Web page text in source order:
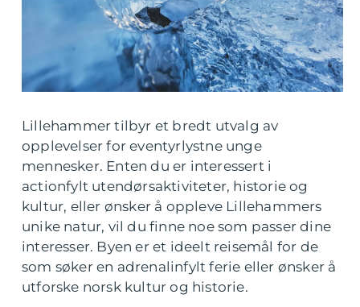
Lillehammer tilbyr et bredt utvalg av
opplevelser for eventyrlystne unge
mennesker. Enten du er interessert i
actionfylt utendørsaktiviteter, historie og
kultur, eller ønsker å oppleve Lillehammers
unike natur, vil du finne noe som passer dine
interesser. Byen er et ideelt reisemål for de
som søker en adrenalinfylt ferie eller ønsker å
utforske norsk kultur og historie.